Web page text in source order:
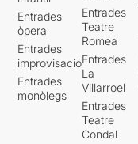
Entrades
òpera
Entrades
improvisació
Entrades
monòlegs
Entrades
Teatre
Romea
Entrades
La
Villarroel
Entrades
Teatre
Condal